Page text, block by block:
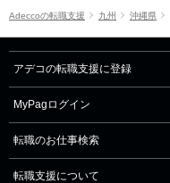
Adeccoの転職支援 九州 沖縄県
アデコの転職支援に登録
MyPagログイン
転職のお仕事検索
転職支援について